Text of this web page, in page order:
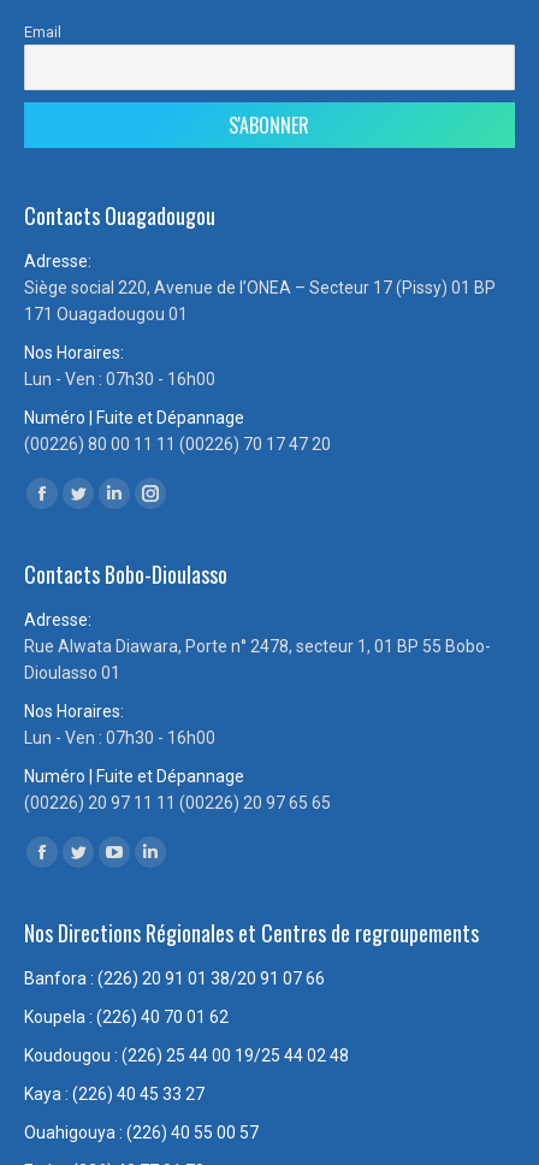
Email
Contacts Ouagadougou
Adresse:
Siège social 220, Avenue de l’ONEA – Secteur 17 (Pissy) 01 BP
171 Ouagadougou 01
Nos Horaires:
Lun - Ven : 07h30 - 16h00
Numéro | Fuite et Dépannage
(00226) 80 00 11 11 (00226) 70 17 47 20
Trouvez nous sur :
Facebook
opens
window
Twitter
opens
window
LinkedIn
opens
window
Instagram
opens
Contacts Bobo-Dioulasso
Adresse:
Rue Alwata Diawara, Porte n° 2478, secteur 1, 01 BP 55 Bobo-
Dioulasso 01
Nos Horaires:
Lun - Ven : 07h30 - 16h00
Numéro | Fuite et Dépannage
(00226) 20 97 11 11 (00226) 20 97 65 65
Trouvez nous sur :
Facebook
opens
window
Twitter
opens
new
window
YouTube
opens
new
window
LinkedIn
opens
window
Nos Directions Régionales et Centres de regroupements
Banfora : (226) 20 91 01 38/20 91 07 66
Koupela : (226) 40 70 01 62
Koudougou : (226) 25 44 00 19/25 44 02 48
Kaya : (226) 40 45 33 27
Ouahigouya : (226) 40 55 00 57